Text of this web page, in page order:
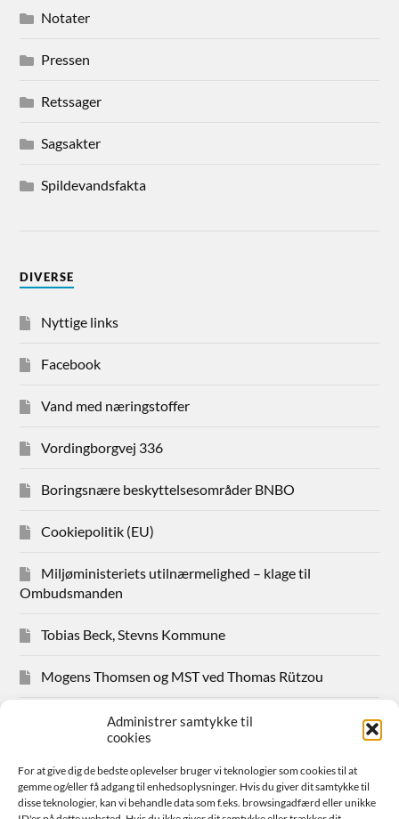
Administrer samtykke til
cookies
For at give dig de bedste oplevelser bruger vi teknologier som cookies til at
gemme og/eller få adgang til enhedsoplysninger. Hvis du giver dit samtykke til
disse teknologier, kan vi behandle data som f.eks. browsingadfærd eller unikke
Notater
Pressen
Retssager
Sagsakter
Spildevandsfakta
DIVERSE
Nyttige links
Facebook
Vand med næringstoffer
Vordingborgvej 336
Boringsnære beskyttelsesområder BNBO
Cookiepolitik (EU)
Miljøministeriets utilnærmelighed – klage til
Ombudsmanden
Tobias Beck, Stevns Kommune
Mogens Thomsen og MST ved Thomas Rützou
Avisudklip 2024
Sager for medlemmer